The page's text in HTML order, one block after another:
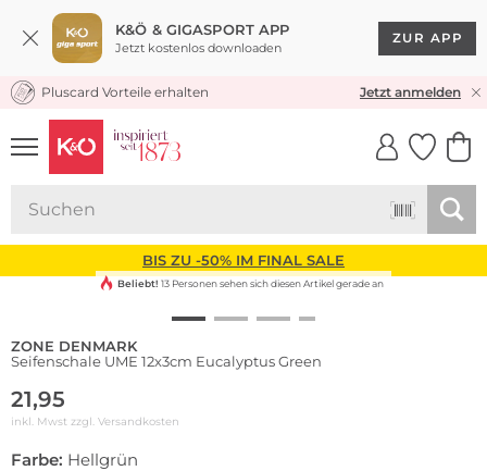
K&Ö & GIGASPORT APP
Jetzt kostenlos downloaden
ZUR APP
KOSTENLOSER VERSAND* & RÜCKVERSAND
Pluscard Vorteile erhalten Jetzt anmelden
UNSERE APP
CLICK &
BIS ZU -50% IM FINAL SALE
Beliebt! 13 Personen sehen sich diesen Artikel gerade an
ZONE DENMARK
Seifenschale UME 12x3cm Eucalyptus Green
21,95
inkl. Mwst zzgl. Versandkosten
Farbe: Hellgrün